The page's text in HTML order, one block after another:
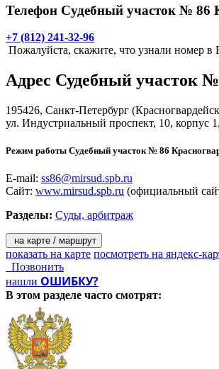
- дела, возникающие из трудовых
- дела об определении порядка
- уголовные дела, предполагающих
Телефон Судебный участок № 86
+7 (812) 241-32-96
Пожалуйста, скажите, что узнали номер в
Адрес Судебный участок №
195426, Санкт-Петербург
ул. Индустриальный проспект, 10, корпус
Режим работы Судебный участок № 86
E-mail: ss86@mirsud.spb.ru
Сайт: www.mirsud.spb.ru (официальный
Разделы: Суды, арбитраж
на карте / маршрут
показать на карте посмотреть на яндекс-
Позвонить
нашли ОШИБКУ?
В этом разделе часто смотрят: